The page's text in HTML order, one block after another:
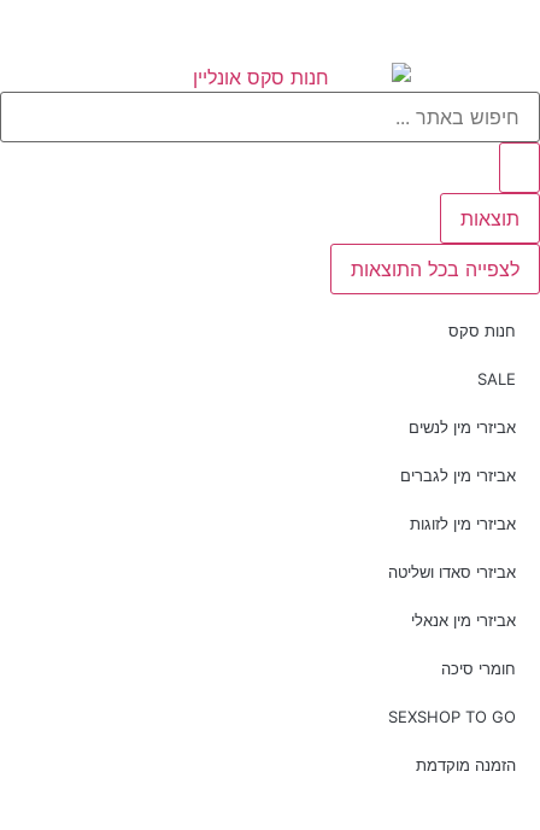
תוצאות
לצפייה בכל התוצאות
חנות סקס
SALE
אביזרי מין לנשים
אביזרי מין לגברים
אביזרי מין לזוגות
אביזרי סאדו ושליטה
אביזרי מין אנאלי
חומרי סיכה
SEXSHOP TO GO
הזמנה מוקדמת